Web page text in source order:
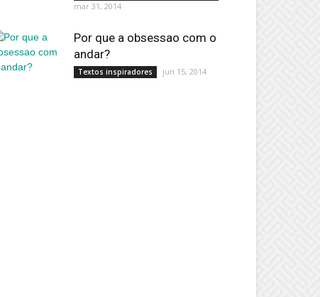
mar 31, 2014
Por que a obsessao com o
andar?
Textos inspiradores jun 15, 2014